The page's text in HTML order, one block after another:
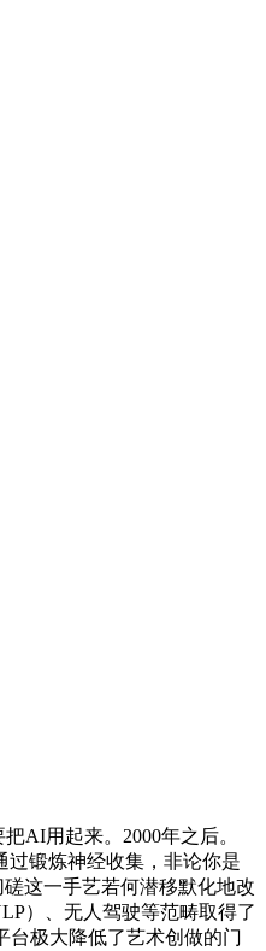
AI用起来。2000年之后。
锻炼神经收集，非论你是
这一手艺若何潜移默化地改
）、无人驾驶等范畴取得了
极大降低了艺术创做的门